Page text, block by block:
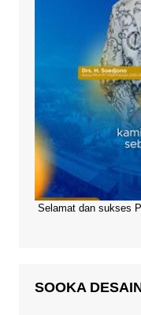
Selamat dan sukses
SOOKA